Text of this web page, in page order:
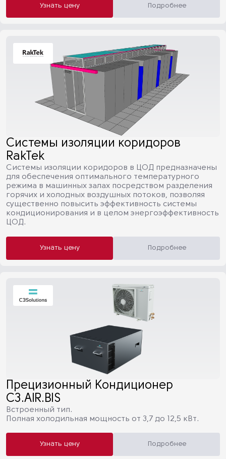
Узнать цену Подробнее
Системы изоляции коридоров
RakTek
Системы изоляции коридоров в ЦОД предназначены
для обеспечения оптимального температурного
режима в машинных залах посредством разделения
горячих и холодных воздушных потоков, позволяя
существенно повысить эффективность системы
кондиционирования и в целом энергоэффективность
ЦОД.
Узнать цену Подробнее
Прецизионный Кондиционер
C3.AIR.BIS
Встроенный тип.
Полная холодильная мощность от 3,7 до 12,5 кВт.
Узнать цену Подробнее